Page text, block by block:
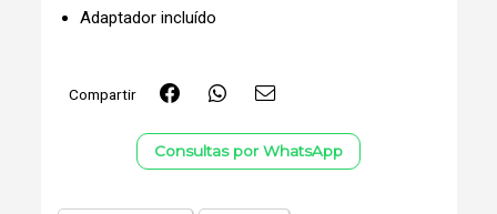
Adaptador incluído
Compartir
Consultas por WhatsApp